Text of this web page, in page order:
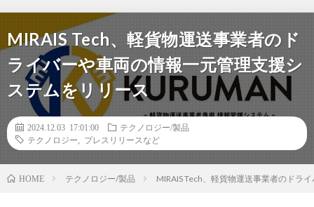
MIRAIS Tech、軽貨物運送事業者のド
ライバーや車両の情報一元管理支援シ
ステムをリリース
2024.12.03 17:01:00
テクノロジー/製品
テクノロジー
プレスリリースなど
HOME テクノロジー/製品 MIRAIS Tech、軽貨物運送事業者のドラ